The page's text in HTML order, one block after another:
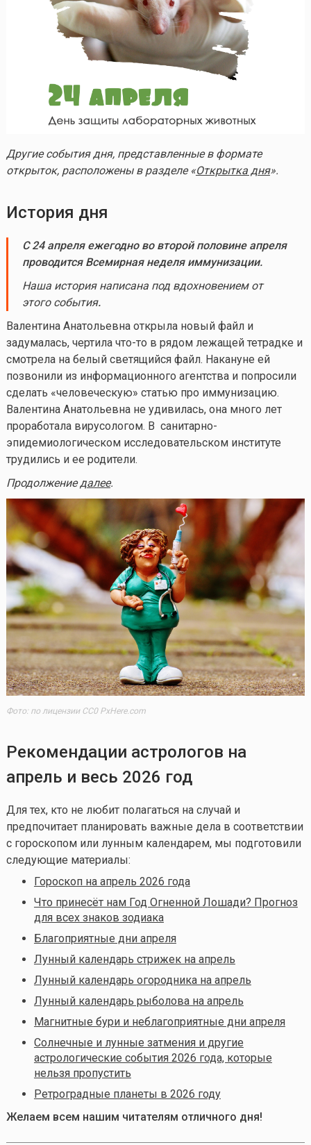
Другие события дня, представленные в формате
открыток, расположены в разделе «Открытка дня».
История дня
С 24 апреля ежегодно во второй половине апреля
проводится Всемирная неделя иммунизации.
Наша история написана под вдохновением от
этого события.
Валентина Анатольевна открыла новый файл и
задумалась, чертила что-то в рядом лежащей тетрадке и
смотрела на белый светящийся файл. Накануне ей
позвонили из информационного агентства и попросили
сделать «человеческую» статью про иммунизацию.
Валентина Анатольевна не удивилась, она много лет
проработала вирусологом. В санитарно-
эпидемиологическом исследовательском институте
трудились и ее родители.
Продолжениедалее.
Фото: по лицензии CC0 PxHere.com
Рекомендации астрологов на
апрель и весь 2026 год
Для тех, кто не любит полагаться на случай и
предпочитает планировать важные дела в соответствии
с гороскопом или лунным календарем, мы подготовили
следующие материалы:
Гороскоп на апрель 2026 года
Что принесёт нам Год Огненной Лошади? Прогноз
для всех знаков зодиака
Благоприятные дни апреля
Лунный календарь стрижек на апрель
Лунный календарь огородника на апрель
Лунный календарь рыболова на апрель
Магнитные бури и неблагоприятные дни апреля
Солнечные и лунные затмения и другие
астрологические события 2026 года, которые
нельзя пропустить
Ретроградные планеты в 2026 году
Желаем всем нашим читателям отличного дня!